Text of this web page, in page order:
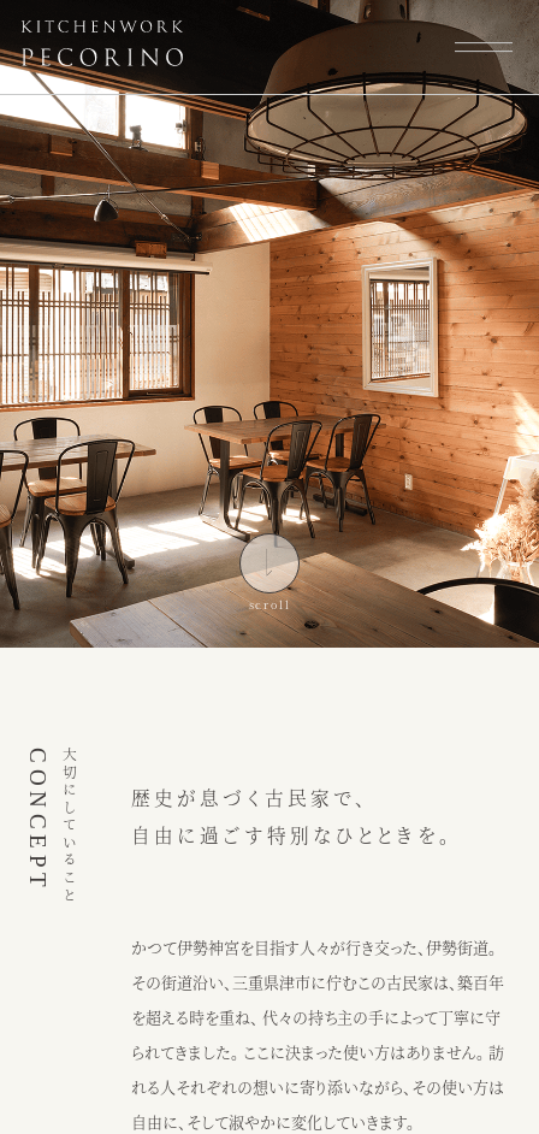
トップページ
大切にしていること
インスピレーション
ウェディング
スタッフ
よくある質問
ブログ
ニュース
ウェディング予約 カフェ予約
カフェ ウェディング
JR阿漕駅から徒歩15分、三交バスエンマ堂前から徒歩3分、津駅から車
大切にしていること
CONCEPT
歴史が息づく古民家で、
自由に過ごす特別なひとときを。
かつて伊勢神宮を目指す人々が行き交った、伊勢街道。
その街道沿い、三重県津市に佇むこの古民家は、築百年
を超える時を重ね、 代々の持ち主の手によって丁寧に守
られてきました。 ここに決まった使い方はありません。 訪
れる人それぞれの想いに寄り添いながら、その使い方は
自由に、そして淑やかに変化していきます。